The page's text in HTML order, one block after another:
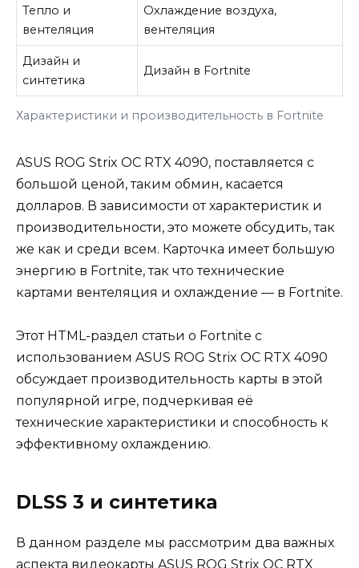
Характеристики и производительность в Fortnite
Тепло и
вентеляция
Охлаждение воздуха,
вентеляция
Дизайн и
синтетика
Дизайн в Fortnite
ASUS ROG Strix OC RTX 4090, поставляется с
большой ценой, таким обмин, касается
долларов. В зависимости от характеристик и
производительности, это можете обсудить, так
же как и среди всем. Карточка имеет большую
энергию в Fortnite, так что технические
картами вентеляция и охлаждение — в Fortnite.
Этот HTML-раздел статьи о Fortnite с
использованием ASUS ROG Strix OC RTX 4090
обсуждает производительность карты в этой
популярной игре, подчеркивая её
технические характеристики и способность к
эффективному охлаждению.
DLSS 3 и синтетика
В данном разделе мы рассмотрим два важных
аспекта видеокарты ASUS ROG Strix OC RTX